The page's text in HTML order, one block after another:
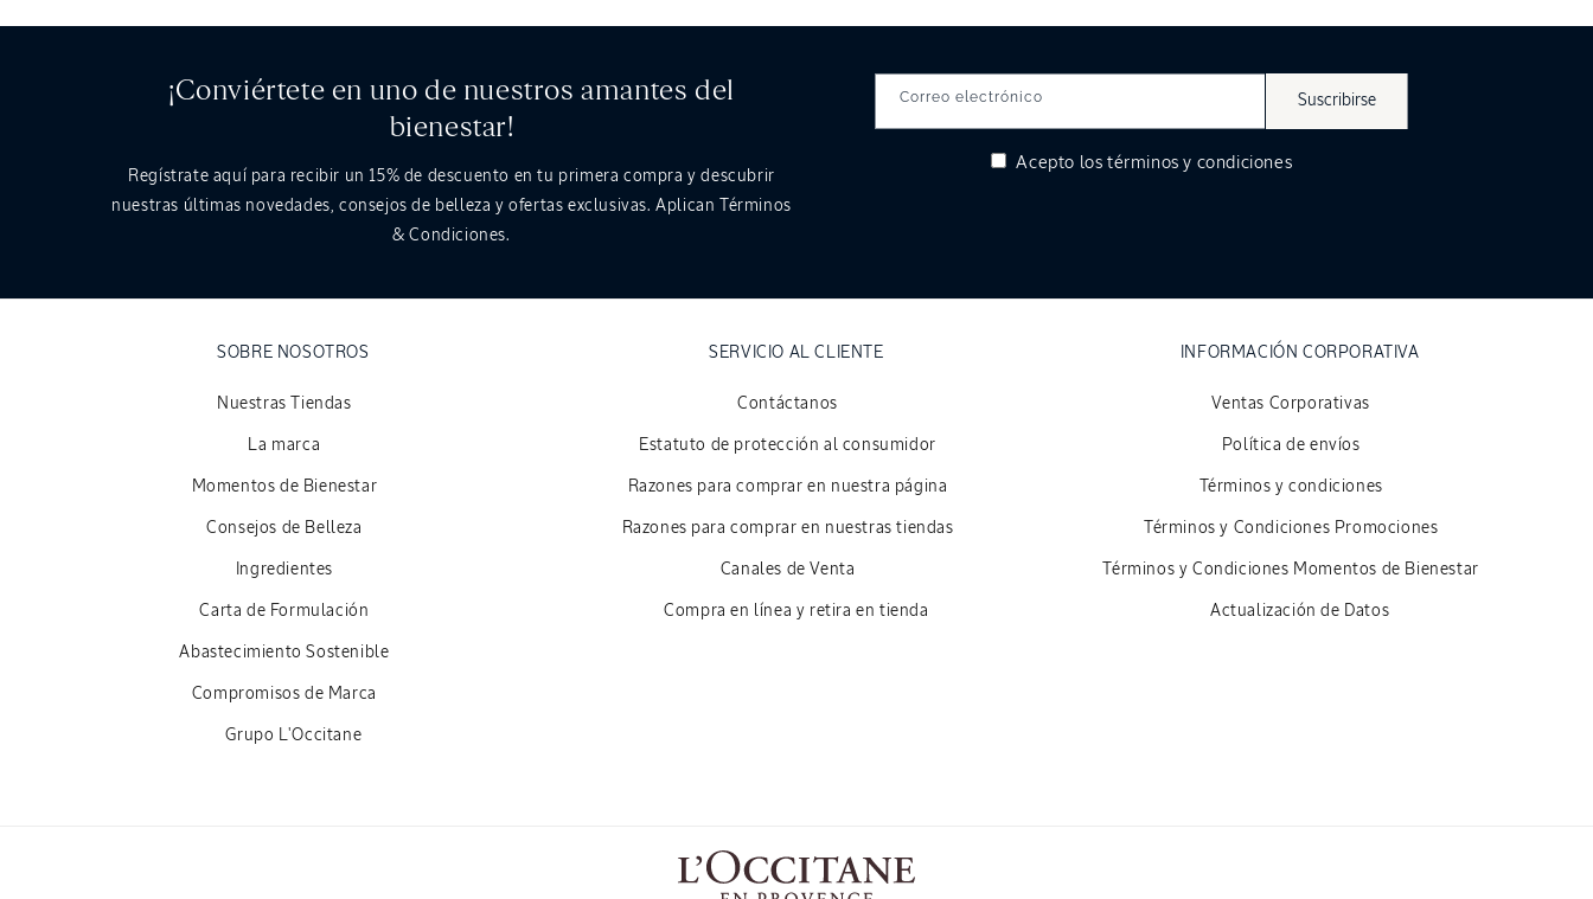
¡Conviértete en uno de nuestros amantes del
bienestar!
Regístrate aquí para recibir un 15% de descuento en tu primera compra y descubrir
nuestras últimas novedades, consejos de belleza y ofertas exclusivas. Aplican Términos
& Condiciones.
Correo electrónico Suscribirse
Acepto los términos y condiciones
SOBRE NOSOTROS
Nuestras Tiendas
La marca
Momentos de Bienestar
Consejos de Belleza
Ingredientes
Carta de Formulación
Abastecimiento Sostenible
Compromisos de Marca
Grupo L'Occitane
SERVICIO AL CLIENTE
Contáctanos
Estatuto de protección al consumidor
Razones para comprar en nuestra página
Razones para comprar en nuestras tiendas
Canales de Venta
Compra en línea y retira en tienda
INFORMACIÓN CORPORATIVA
Ventas Corporativas
Política de envíos
Términos y condiciones
Términos y Condiciones Promociones
Términos y Condiciones Momentos de Bienestar
Actualización de Datos